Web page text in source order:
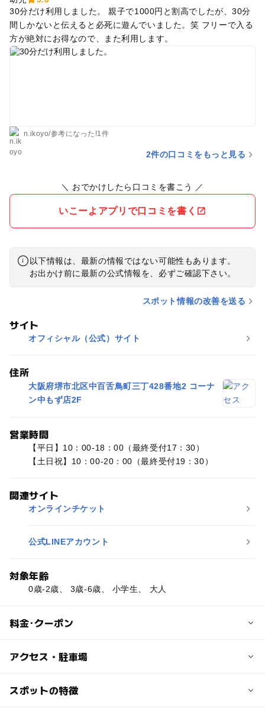
30分だけ利用しました。 親子で1000円と割高でしたが、30分
間しかないと伝えると必死に遊んでいました。笑 フリーで入る
方が絶対にお得なので、また利用します。
n.ikoyo/参考になった!1件
2件の口コミをもっと見る
＼ おでかけしたら口コミを書こう ／
いこーよアプリで口コミを書く
以下情報は、最新の情報ではない可能性もあります。
お出かけ前に最新の公式情報を、必ずご確認下さい。
スポット情報の改善を送る
サイト
オフィシャル（公式）サイト
住所
大阪府堺市北区中百舌鳥町三丁428番地2 コーナ
ン中もず店2F
営業時間
【平日】10：00-18：00（最終受付17：30）
【土日祝】10：00-20：00（最終受付19：30）
関連サイト
オンラインチケット
公式LINEアカウント
対象年齢
0歳-2歳、 3歳-6歳、 小学生、 大人
料金･クーポン
子供の料金
お試し30分:500円
アクセス・駐車場
近くの駅
スポットの特徴